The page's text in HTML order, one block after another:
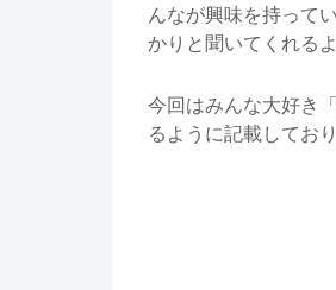
んなが興味を持って
かりと聞いてくれる
今回はみんな大好き
るように記載してお